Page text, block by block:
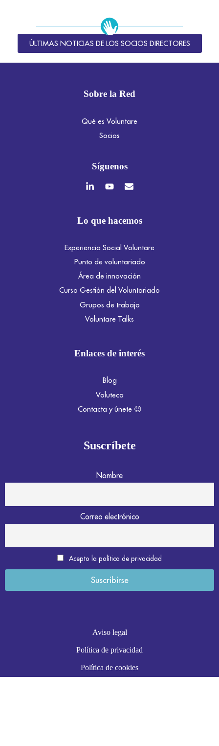
ÚLTIMAS NOTICIAS DE LOS SOCIOS DIRECTORES
Sobre la Red
Qué es Voluntare
Socios
Síguenos
Lo que hacemos
Experiencia Social Voluntare
Punto de voluntariado
Área de innovación
Curso Gestión del Voluntariado
Grupos de trabajo
Voluntare Talks
Enlaces de interés
Blog
Voluteca
Contacta y únete 😉
Suscríbete
Nombre
Correo electrónico
Acepto la política de privacidad
Aviso legal
Política de privacidad
Política de cookies